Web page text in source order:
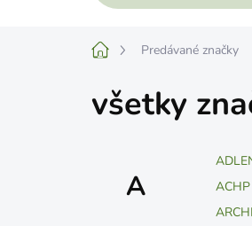
DomovPredávané značky
všetky
A
ACHP